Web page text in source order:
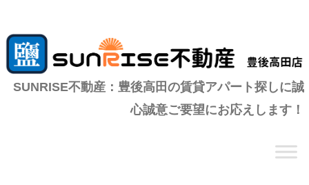
SUNRISE不動産：豊後高田の賃貸アパート探しに誠
心誠意ご要望にお応えします！